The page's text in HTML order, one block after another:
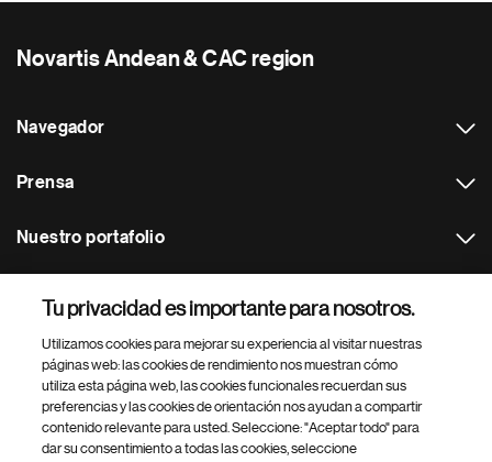
Novartis Andean & CAC region
Navegador
Prensa
Nuestro portafolio
Footer Site Search
Tu privacidad es importante para nosotros.
Utilizamos cookies para mejorar su experiencia al visitar nuestras
páginas web: las cookies de rendimiento nos muestran cómo
utiliza esta página web, las cookies funcionales recuerdan sus
preferencias y las cookies de orientación nos ayudan a compartir
contenido relevante para usted. Seleccione: "Aceptar todo" para
dar su consentimiento a todas las cookies, seleccione